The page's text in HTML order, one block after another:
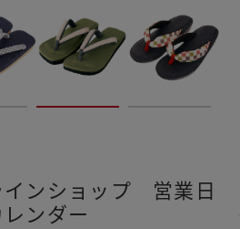
インショップ 営業日
レンダー